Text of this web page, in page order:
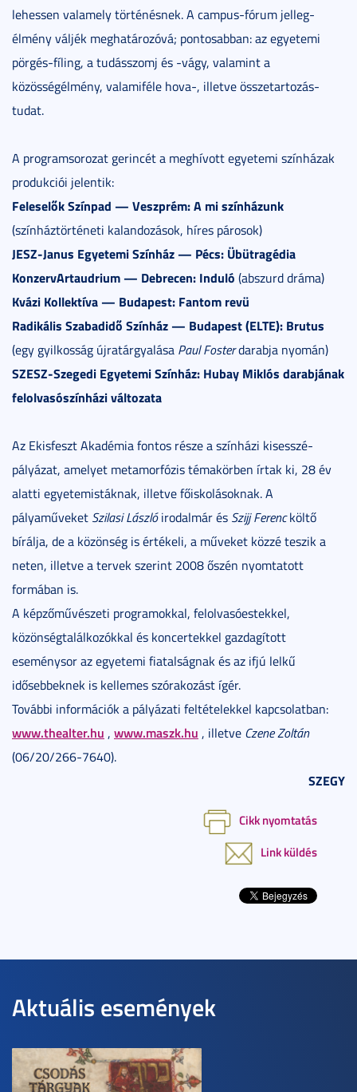
lehessen valamely történésnek. A campus-fórum jelleg-
élmény váljék meghatározóvá; pontosabban: az egyetemi
pörgés-fíling, a tudásszomj és -vágy, valamint a
közösségélmény, valamiféle hova-, illetve összetartozás-
tudat.
A programsorozat gerincét a meghívott egyetemi színházak
produkciói jelentik:
Feleselők Színpad — Veszprém: A mi színházunk
(színháztörténeti kalandozások, híres párosok)
JESZ-Janus Egyetemi Színház — Pécs: Übütragédia
KonzervArtaudrium — Debrecen: Induló (abszurd dráma)
Kvázi Kollektíva — Budapest: Fantom revü
Radikális Szabadidő Színház — Budapest (ELTE): Brutus
(egy gyilkosság újratárgyalása Paul Fosterdarabja nyomán)
SZESZ-Szegedi Egyetemi Színház: Hubay Miklós darabjának
felolvasószínházi változata
Az Ekisfeszt Akadémia fontos része a színházi kisesszé-
pályázat, amelyet metamorfózis témakörben írtak ki, 28 év
alatti egyetemistáknak, illetve főiskolásoknak. A
pályaműveket Szilasi Lászlóirodalmár és Szijj Ferencköltő
bírálja, de a közönség is értékeli, a műveket közzé teszik a
neten, illetve a tervek szerint 2008 őszén nyomtatott
formában is.
A képzőművészeti programokkal, felolvasóestekkel,
közönségtalálkozókkal és koncertekkel gazdagított
eseménysor az egyetemi fiatalságnak és az ifjú lelkű
idősebbeknek is kellemes szórakozást ígér.
További információk a pályázati feltételekkel kapcsolatban:
www.thealter.hu , www.maszk.hu , illetve Czene Zoltán
(06/20/266-7640).
SZEGY
Cikk nyomtatás
Link küldés
Aktuális események